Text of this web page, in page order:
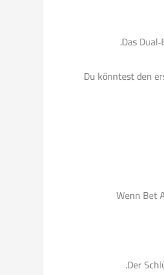
Das
Du könntest den
Wenn Bet
Der